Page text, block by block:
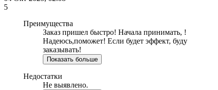
5
Преимущества
Заказ пришел быстро! Начала принимать, !
Надеюсь,поможет! Если будет эффект, буду
заказывать!
Показать больше
Недостатки
Не выявлено.